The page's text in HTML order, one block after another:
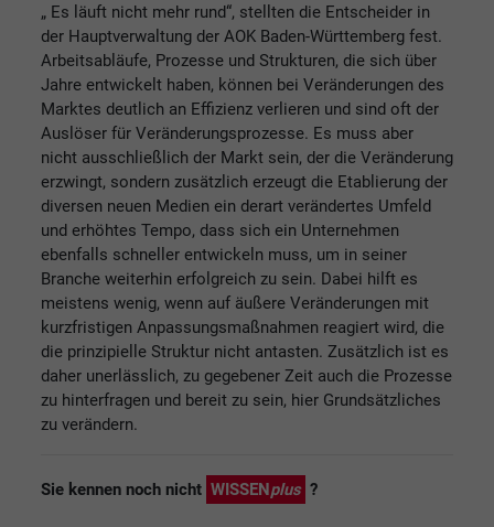
„ Es läuft nicht mehr rund“, stellten die Entscheider in
der Hauptverwaltung der AOK Baden-Württemberg fest.
Arbeitsabläufe, Prozesse und Strukturen, die sich über
Jahre entwickelt haben, können bei Veränderungen des
Marktes deutlich an Effizienz verlieren und sind oft der
Auslöser für Veränderungsprozesse. Es muss aber
nicht ausschließlich der Markt sein, der die Veränderung
erzwingt, sondern zusätzlich erzeugt die Etablierung der
diversen neuen Medien ein derart verändertes Umfeld
und erhöhtes Tempo, dass sich ein Unternehmen
ebenfalls schneller entwickeln muss, um in seiner
Branche weiterhin erfolgreich zu sein. Dabei hilft es
meistens wenig, wenn auf äußere Veränderungen mit
kurzfristigen Anpassungsmaßnahmen reagiert wird, die
die prinzipielle Struktur nicht antasten. Zusätzlich ist es
daher unerlässlich, zu gegebener Zeit auch die Prozesse
zu hinterfragen und bereit zu sein, hier Grundsätzliches
zu verändern.
Sie kennen noch nicht WISSENplus ?